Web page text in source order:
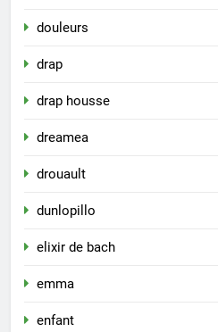
douleurs
drap
drap housse
dreamea
drouault
dunlopillo
elixir de bach
emma
enfant